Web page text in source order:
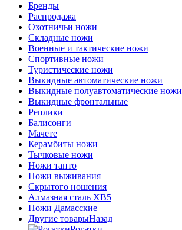
Бренды
Распродажа
Охотничьи ножи
Складные ножи
Военные и тактические ножи
Спортивные ножи
Туристические ножи
Выкидные автоматические ножи
Выкидные полуавтоматические ножи
Выкидные фронтальные
Реплики
Балисонги
Мачете
Керамбиты ножи
Тычковые ножи
Ножи танто
Ножи выживания
Скрытого ношения
Алмазная сталь ХВ5
Ножи Дамасские
Другие товарыНазад